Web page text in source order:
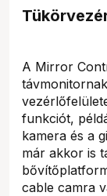
A Mirror
funkciót,
kamera és a
már akkor is
cable camra